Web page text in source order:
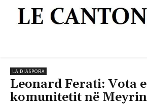
LA DIASPORA
Leonard Ferati: Vota e
komunitetit në